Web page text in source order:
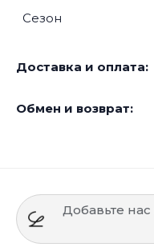
Сезон
Доставка и оплата:
Обмен и возврат:
Добавьте